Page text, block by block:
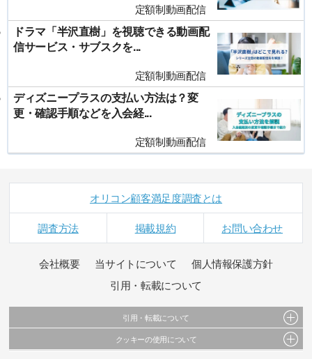
定額制動画配信
ドラマ「半沢直樹」を視聴できる動画配
信サービス・サブスクを...
定額制動画配信
ディズニープラスの支払い方法は？変
更・確認手順などを入会経...
定額制動画配信
オリコン顧客満足度調査とは
調査方法 掲載規約 お問い合わせ
会社概要 当サイトについて
個人情報保護方針
引用・転載について
引用・転載について
当サイトで公開されている情報（文字、写真、イラスト、画像データ等）及びこれらの配
クッキーの使用について